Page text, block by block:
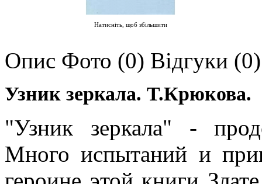
Натисніть, щоб збільшити
Опис Фото (0) Відгуки (0)
Узник зеркала.
"Узник зеркала" -
Много испытаний и